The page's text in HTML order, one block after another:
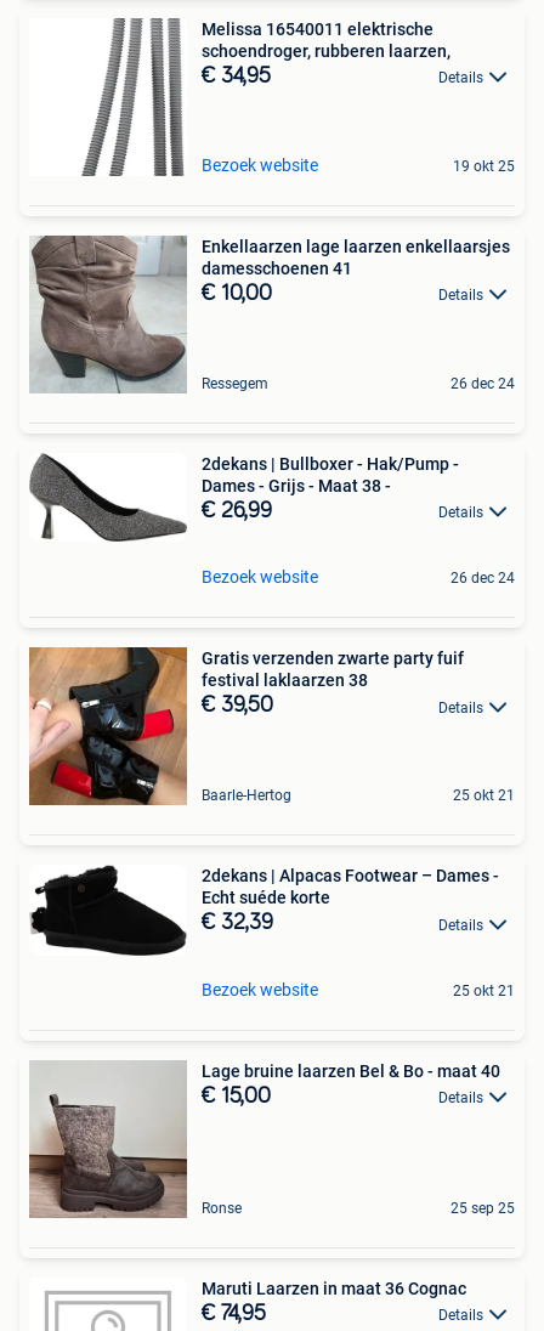
Melissa 16540011 elektrische
schoendroger, rubberen laarzen,
€ 34,95 Details
Bezoek website 19 okt 25
Enkellaarzen lage laarzen enkellaarsjes
damesschoenen 41
€ 10,00 Details
Ressegem 26 dec 24
2dekans | Bullboxer - Hak/Pump -
Dames - Grijs - Maat 38 -
€ 26,99 Details
Bezoek website 26 dec 24
Gratis verzenden zwarte party fuif
festival laklaarzen 38
€ 39,50 Details
Baarle-Hertog 25 okt 21
2dekans | Alpacas Footwear – Dames -
Echt suéde korte
€ 32,39 Details
Bezoek website 25 okt 21
Lage bruine laarzen Bel & Bo - maat 40
€ 15,00 Details
Ronse 25 sep 25
Maruti Laarzen in maat 36 Cognac
€ 74,95 Details